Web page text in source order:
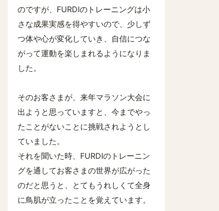
のですが、FURDIのトレーニングは小
さな成果実感を得やすいので、少しず
つ体や心が変化していき、自信につな
がって運動を楽しまれるようになりま
した。
そのお客さまが、来年マラソン大会に
出ようと思っていますと、今までやっ
たことがないことに挑戦されようとし
ていました。
それを聞いた時、FURDIのトレーニン
グを通してお客さまの世界が広がった
のだと思うと、とてもうれしくて全身
に鳥肌が立ったことを覚えています。